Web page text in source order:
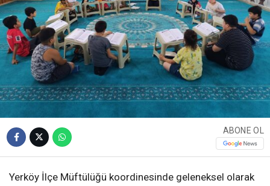
ABONE OL
Yerköy İlçe Müftülüğü koordinesinde geleneksel olarak